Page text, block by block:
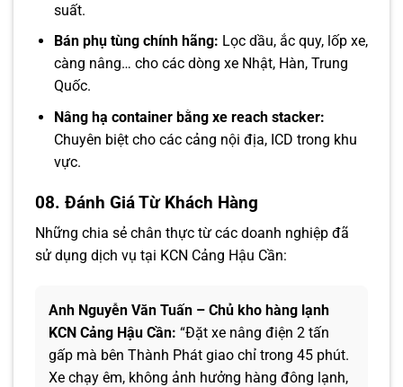
suất.
Bán phụ tùng chính hãng: Lọc dầu, ắc quy, lốp xe,
càng nâng… cho các dòng xe Nhật, Hàn, Trung
Quốc.
Nâng hạ container bằng xe reach stacker:
Chuyên biệt cho các cảng nội địa, ICD trong khu
vực.
08. Đánh Giá Từ Khách Hàng
Những chia sẻ chân thực từ các doanh nghiệp đã
sử dụng dịch vụ tại KCN Cảng Hậu Cần:
Anh Nguyễn Văn Tuấn – Chủ kho hàng lạnh
KCN Cảng Hậu Cần: “Đặt xe nâng điện 2 tấn
gấp mà bên Thành Phát giao chỉ trong 45 phút.
Xe chạy êm, không ảnh hưởng hàng đông lạnh,